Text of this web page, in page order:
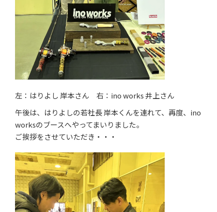
左：はりよし 岸本さん 右：ino works 井上さん
午後は、はりよしの若社長 岸本くんを連れて、再度、ino
worksのブースへやってまいりました。
ご挨拶をさせていただき・・・